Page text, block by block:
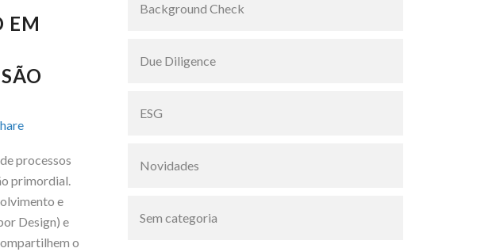
EM
processos
primordial.
e
Design) e
o
Background Check
Due Diligence
ESG
Novidades
Sem categoria